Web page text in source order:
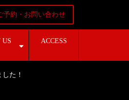
予約・お問い合わせ
US ACCESS
た！